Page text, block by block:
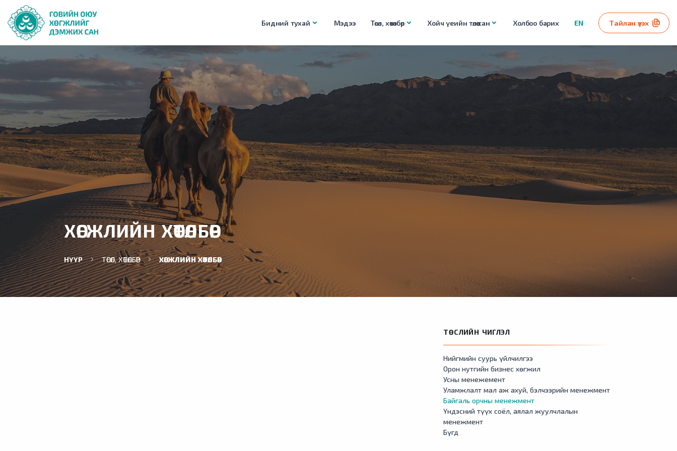
Бидний тухай Мэдээ Төсөл, хөтөлбөр Хойч үеийн төлөө сан Холбоо барих EN Тайлан үзэх
ХӨГЖЛИЙН ХӨТӨЛБӨР
НҮҮР ТӨСӨЛ, ХӨТӨЛБӨР ХӨГЖЛИЙН ХӨТӨЛБӨР
ТӨСЛИЙН ЧИГЛЭЛ
Нийгмийн суурь үйлчилгээ
Орон нутгийн бизнес хөгжил
Усны менежемент
Уламжлалт мал аж ахуй, бэлчээрийн менежмент
Байгаль орчны менежмент
Үндэсний түүх соёл, аялал жуулчлалын
менежмент
Бүгд